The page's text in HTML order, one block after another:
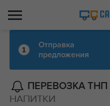
1
Отправка
предложения
ПЕРЕВОЗКА ТНП
НАПИТКИ